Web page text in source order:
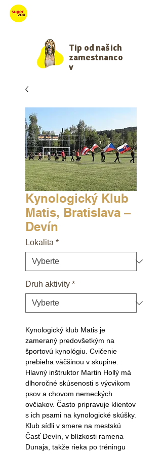
Tip od našich
zamestnanco
v
Kynologický Klub
Matis, Bratislava –
Devín
Lokalita *
Druh aktivity *
Kynologický klub Matis je
zameraný predovšetkým na
športovú kynológiu. Cvičenie
prebieha väčšinou v skupine.
Hlavný inštruktor Martin Hollý má
dlhoročné skúsenosti s výcvikom
psov a chovom nemeckých
ovčiakov. Často pripravuje klientov
s ich psami na kynologické skúšky.
Klub sídli v smere na mestskú
Časť Devín, v blízkosti ramena
Dunaja, takže rieka po tréningu